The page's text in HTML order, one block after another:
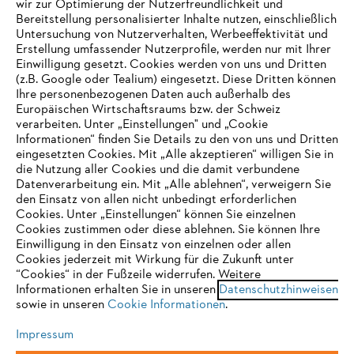
Häufig gestellte Fragen
Support
Datenschutz Impressum Cookies
Rechtliche Informationen
STIHL VERTRIEBS AG, 8617 Mönchaltorf
IHR BROWSER WIRD NICHT
UNTERSTÜTZT
Sie nutzen einen Browser, den wir noch nicht unterstützen. Für
eine optimale Nutzung unserer Seite empfehlen wir Ihnen, zu
einem der folgenden Browser zu wechseln:
wir zur Optimierung der Nutzerfreundlichkeit und
Bereitstellung personalisierter Inhalte nutzen, einschließlich
Untersuchung von Nutzerverhalten, Werbeeffektivität und
Erstellung umfassender Nutzerprofile, werden nur mit Ihrer
Einwilligung gesetzt. Cookies werden von uns und Dritten
(z.B. Google oder Tealium) eingesetzt. Diese Dritten können
Ihre personenbezogenen Daten auch außerhalb des
Europäischen Wirtschaftsraums bzw. der Schweiz
verarbeiten. Unter „Einstellungen" und „Cookie
Informationen“ finden Sie Details zu den von uns und Dritten
eingesetzten Cookies. Mit „Alle akzeptieren“ willigen Sie in
die Nutzung aller Cookies und die damit verbundene
Datenverarbeitung ein. Mit „Alle ablehnen“, verweigern Sie
den Einsatz von allen nicht unbedingt erforderlichen
Cookies. Unter „Einstellungen“ können Sie einzelnen
Cookies zustimmen oder diese ablehnen. Sie können Ihre
Einwilligung in den Einsatz von einzelnen oder allen
Cookies jederzeit mit Wirkung für die Zukunft unter
“Cookies“ in der Fußzeile widerrufen. Weitere
Informationen erhalten Sie in unseren Datenschutzhinweisen
sowie in unseren Cookie Informationen.
Impressum